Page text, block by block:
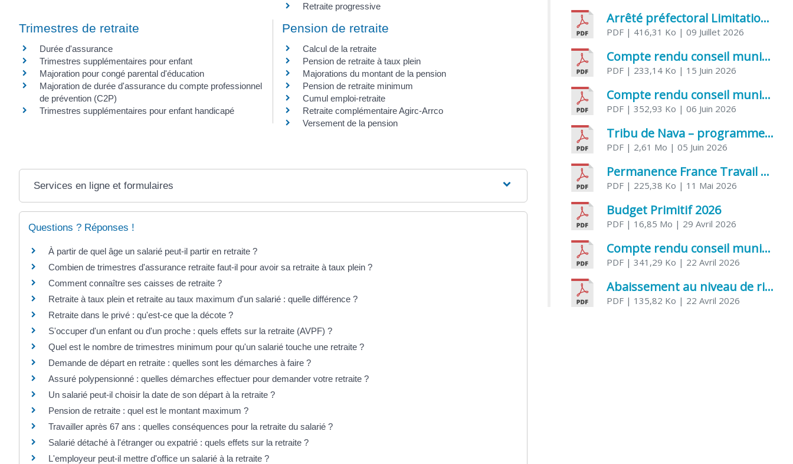
Retraite progressive
Trimestres de retraite
Durée d'assurance
Trimestres supplémentaires pour enfant
Majoration pour congé parental d'éducation
Majoration de durée d'assurance du compte professionnel
de prévention (C2P)
Trimestres supplémentaires pour enfant handicapé
Pension de retraite
Calcul de la retraite
Pension de retraite à taux plein
Majorations du montant de la pension
Pension de retraite minimum
Cumul emploi-retraite
Retraite complémentaire Agirc-Arrco
Versement de la pension
Services en ligne et formulaires
Questions ? Réponses !
À partir de quel âge un salarié peut-il partir en retraite ?
Combien de trimestres d'assurance retraite faut-il pour avoir sa retraite à taux plein ?
Comment connaître ses caisses de retraite ?
Retraite à taux plein et retraite au taux maximum d'un salarié : quelle différence ?
Retraite dans le privé : qu'est-ce que la décote ?
S'occuper d'un enfant ou d'un proche : quels effets sur la retraite (AVPF) ?
Quel est le nombre de trimestres minimum pour qu'un salarié touche une retraite ?
Demande de départ en retraite : quelles sont les démarches à faire ?
Assuré polypensionné : quelles démarches effectuer pour demander votre retraite ?
Un salarié peut-il choisir la date de son départ à la retraite ?
Pension de retraite : quel est le montant maximum ?
Travailler après 67 ans : quelles conséquences pour la retraite du salarié ?
Salarié détaché à l'étranger ou expatrié : quels effets sur la retraite ?
L'employeur peut-il mettre d'office un salarié à la retraite ?
Arrêté préfectoral Limitation provisoire des usages de l’eau
PDF | 416,31 Ko | 09 Juillet 2026
Compte rendu conseil municipal 5 juin 2026 sénatoriale
PDF | 233,14 Ko | 15 Juin 2026
Compte rendu conseil municipal – 21 avril 2026
PDF | 352,93 Ko | 06 Juin 2026
Tribu de Nava – programme et inscriptions été 2026
PDF | 2,61 Mo | 05 Juin 2026
Permanence France Travail au CCAS de Saujon Juin 2026
PDF | 225,38 Ko | 11 Mai 2026
Budget Primitif 2026
PDF | 16,85 Mo | 29 Avril 2026
Compte rendu conseil municipal – 7 avril 2026
PDF | 341,29 Ko | 22 Avril 2026
Abaissement au niveau de risque modéré de l’Influenza aviaire
PDF | 135,82 Ko | 22 Avril 2026